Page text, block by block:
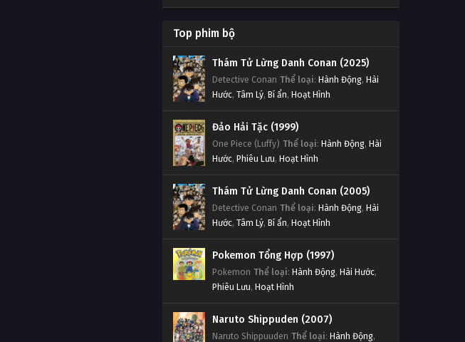
Top phim bộ
Thám Tử Lừng Danh Conan (2025)
Detective Conan Thể loại: Hành Động, Hài
Hước, Tâm Lý, Bí ẩn, Hoạt Hình
Đảo Hải Tặc (1999)
One Piece (Luffy) Thể loại: Hành Động, Hài
Hước, Phiêu Lưu, Hoạt Hình
Thám Tử Lừng Danh Conan (2005)
Detective Conan Thể loại: Hành Động, Hài
Hước, Tâm Lý, Bí ẩn, Hoạt Hình
Pokemon Tổng Hợp (1997)
Pokemon Thể loại: Hành Động, Hài Hước,
Phiêu Lưu, Hoạt Hình
Naruto Shippuden (2007)
Naruto Shippuuden Thể loại: Hành Động,